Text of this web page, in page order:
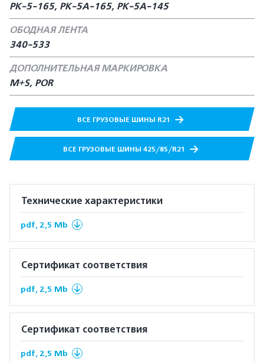
РК-5-165, РК-5А-165, РК-5А-145
ОБОДНАЯ ЛЕНТА
340-533
ДОПОЛНИТЕЛЬНАЯ МАРКИРОВКА
M+S, POR
ВСЕ ГРУЗОВЫЕ ШИНЫ R21
ВСЕ ГРУЗОВЫЕ ШИНЫ 425/85/R21
Технические характеристики
pdf, 2,5 Mb
Сертификат соответствия
pdf, 2,5 Mb
Сертификат соответствия
pdf, 2,5 Mb